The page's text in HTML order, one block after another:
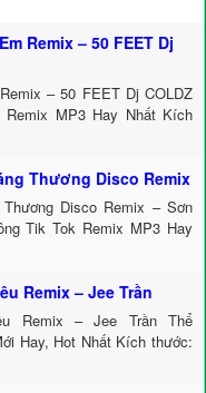
Remix – 50 FEET Dj
– 50 FEET Dj COLDZ
MP3 Hay Nhất Kích
Thương Disco Remix
Disco Remix – Sơn
Tik Tok Remix MP3 Hay
Remix – Jee Trần
Remix – Jee Trần Thể
Hay, Hot Nhất Kích thước: